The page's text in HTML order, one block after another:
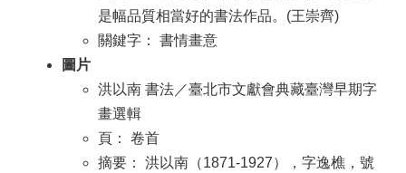
是幅品質相當好的書法作品。(王崇齊)
關鍵字： 書情畫意
圖片
洪以南 書法／臺北市文獻會典藏臺灣早期字
畫選輯
頁： 卷首
摘要： 洪以南（1871-1927），字逸樵，號